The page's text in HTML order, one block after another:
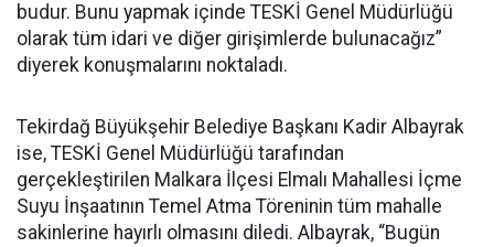
budur. Bunu yapmak içinde TESKİ Genel Müdürlüğü
olarak tüm idari ve diğer girişimlerde bulunacağız”
diyerek konuşmalarını noktaladı.
Tekirdağ Büyükşehir Belediye Başkanı Kadir Albayrak
ise, TESKİ Genel Müdürlüğü tarafından
gerçekleştirilen Malkara İlçesi Elmalı Mahallesi İçme
Suyu İnşaatının Temel Atma Töreninin tüm mahalle
sakinlerine hayırlı olmasını diledi. Albayrak, “Bugün